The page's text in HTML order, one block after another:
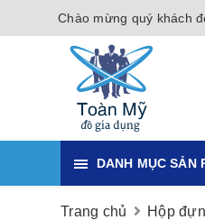
Chào mừng quý khách
DANH MỤC SẢN
Trang chủ Hộp